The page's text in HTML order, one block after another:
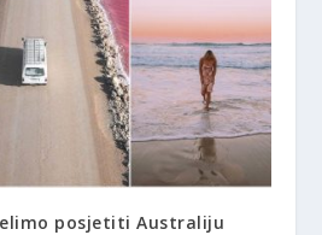
posjetiti Australiju